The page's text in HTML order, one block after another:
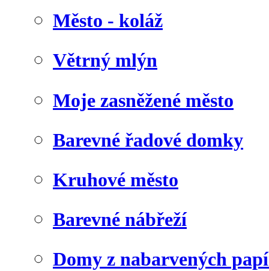
Město - koláž
Větrný mlýn
Moje zasněžené město
Barevné řadové domky
Kruhové město
Barevné nábřeží
Domy z nabarvených